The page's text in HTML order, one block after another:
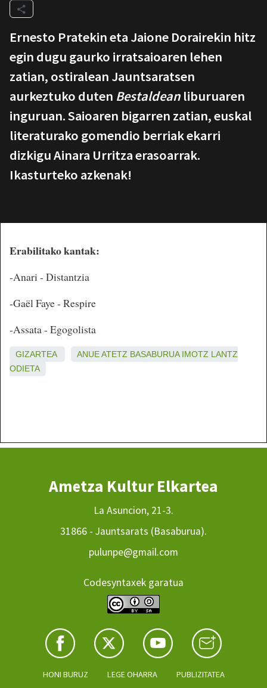
Ernesto Pratekin eta Jaione Dorairekin hitz
egin dugu gaurko irratsaioaren lehen
zatian, ostiralean Jauntsaratsen
aurkeztuko duten Bestaldean liburuaren
inguruan. Saioaren bigarren zatian, euskal
literaturako gomendio berriak ekarri
dizkigu Ainara Urritza erasoarrak.
Ikasturteko azkenak!
Erabilitako kantak:
-Anari - Distantzia
-Gaël Faye - Respire
-Assata - Egogolista
GIZARTEA ANUEATETZ BASABURUA IMOTZ LANTZ
ODIETA
Ametza Kultur Elkartea
La Asuncion, 21-3.
31866 - Jauntsarats (Basaburua).
pulunpe@gmail.com
Codesyntaxek garatua
HONI BURUZ LEGE OHARRA PUBLIZITATEA